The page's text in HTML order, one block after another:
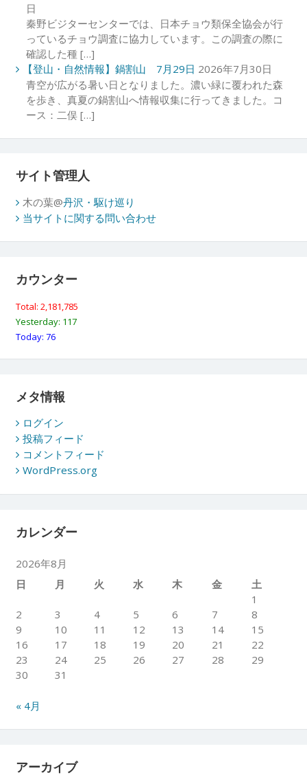
日
秦野ビジターセンターでは、日本チョウ類保全協会が行
っているチョウ調査に協力しています。この調査の際に
確認した種 […]
【登山・自然情報】鍋割山 7月29日 2026年7月30日
青空が広がる暑い日となりました。濃い緑に覆われた森
を歩き、真夏の鍋割山へ情報収集に行ってきました。コ
ース：二俣 […]
サイト管理人
木の葉@丹沢・駆け巡り
当サイトに関する問い合わせ
カウンター
Total: 2,181,785
Yesterday: 117
Today: 76
メタ情報
ログイン
投稿フィード
コメントフィード
WordPress.org
カレンダー
2026年8月
日
月 火 水 木 金
土
1
2
3 4 5 6 7
8
9
10 11 12 13 14
15
16
17 18 19 20 21
22
23
24 25 26 27 28
29
30
31
« 4月
アーカイブ